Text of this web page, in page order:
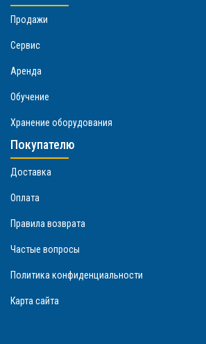
Продажи
Сервис
Аренда
Обучение
Хранение оборудования
Покупателю
Доставка
Оплата
Правила возврата
Частые вопросы
Политика конфиденциальности
Карта сайта